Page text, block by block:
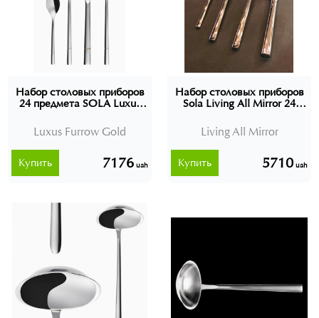
Набор столовых приборов
24 предмета SOLA Luxus
Luxus Furrow Gold
7176 uah
Купить
Набор столовых приборов
Sola Living All Mirror 24
коробки), Швейцария,
107111
Living All Mirror
5710 uah
Купить